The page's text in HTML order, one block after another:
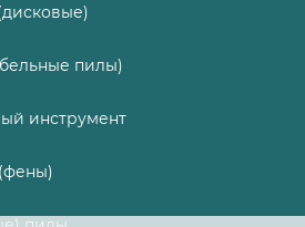
пилы)
инструмент